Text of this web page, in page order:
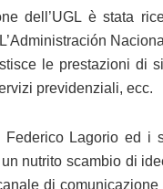
dell’UGL è stata
le prestazioni di
previdenziali, ecc.
Lagorio ed i
nutrito scambio di
di